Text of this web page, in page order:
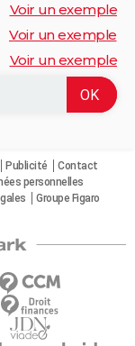
Voir un exemple
Voir un exemple
Voir un exemple
Publicité
Contact
personnelles
Groupe Figaro